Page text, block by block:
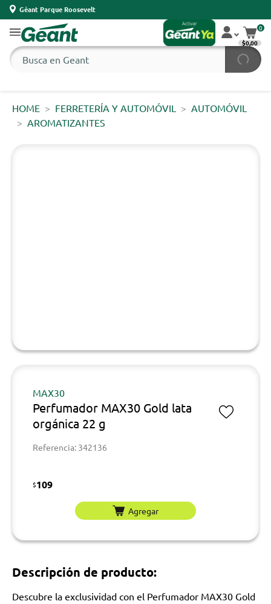
Géant Parque Roosevelt
0
$0,00
HOME FERRETERÍA Y AUTOMÓVIL
AUTOMÓVIL
AROMATIZANTES
MAX30
Perfumador MAX30 Gold lata
orgánica 22 g
Referencia: 342136
$109
Agregar
Descripción de producto:
Descubre la exclusividad con el Perfumador MAX30 Gold